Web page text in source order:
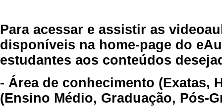
Para acessar e assistir as
disponíveis na home-page do
estudantes aos conteúdos
- Área de conhecimento (Exatas,
(Ensino Médio, Graduação, Pós-